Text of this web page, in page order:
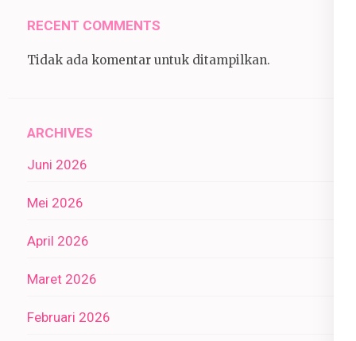
RECENT COMMENTS
Tidak ada komentar untuk ditampilkan.
ARCHIVES
Juni 2026
Mei 2026
April 2026
Maret 2026
Februari 2026